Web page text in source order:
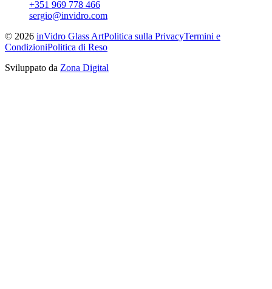
+351 969 778 466
sergio@invidro.com
© 2026 inVidro Glass ArtPolitica sulla PrivacyTermini e
CondizioniPolitica di Reso
Sviluppato da Zona Digital